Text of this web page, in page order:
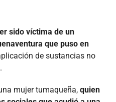
sido víctima de un
que puso en
de sustancias no
mujer tumaqueña, quien